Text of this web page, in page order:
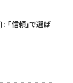
信頼」で選ば